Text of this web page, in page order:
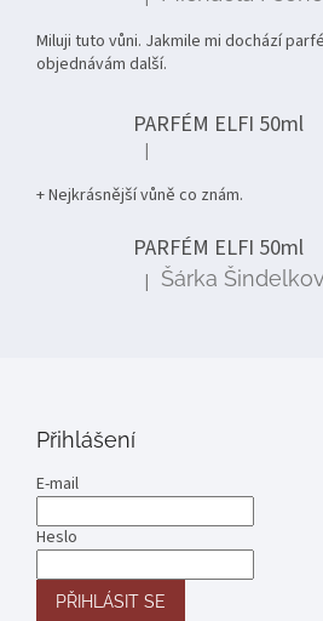
Miluji tuto vůni. Jakmile mi dochází
objednávám další.
PARFÉM ELFI 50ml
Hodnocení produktu je 5 z
|
+ Nejkrásnější vůně co znám.
PARFÉM ELFI 50ml
Hodnocení produktu je 5 z
| Šárka
Přihlášení
E-mail
Heslo
PŘIHLÁSIT SE